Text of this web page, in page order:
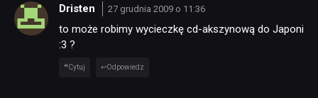
Dristen 27 grudnia 2009 o 11:36
to może robimy wycieczkę cd-akszynową do Japoni
:3 ?
Cytuj Odpowiedz